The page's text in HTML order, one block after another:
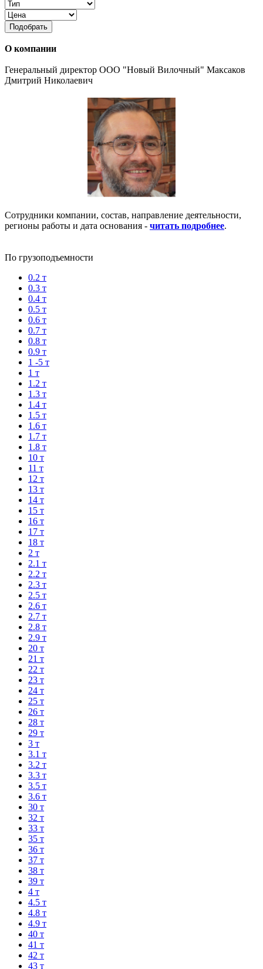
Подобрать
О компании
Генеральный директор ООО "Новый Вилочный" Максаков
Дмитрий Николаевич
Сотрудники компании, состав, направление деятельности,
регионы работы и дата основания - читать подробнее.
По грузоподъемности
0.2 т
0.3 т
0.4 т
0.5 т
0.6 т
0.7 т
0.8 т
0.9 т
1 -5 т
1 т
1.2 т
1.3 т
1.4 т
1.5 т
1.6 т
1.7 т
1.8 т
10 т
11 т
12 т
13 т
14 т
15 т
16 т
17 т
18 т
2 т
2.1 т
2.2 т
2.3 т
2.5 т
2.6 т
2.7 т
2.8 т
2.9 т
20 т
21 т
22 т
23 т
24 т
25 т
26 т
28 т
29 т
3 т
3.1 т
3.2 т
3.3 т
3.5 т
3.6 т
30 т
32 т
33 т
35 т
36 т
37 т
38 т
39 т
4 т
4.5 т
4.8 т
4.9 т
40 т
41 т
42 т
43 т